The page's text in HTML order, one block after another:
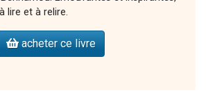
lire et à relire.
acheter ce livre